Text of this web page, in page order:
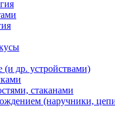
др. устройствами)
стаканами
(наручники,